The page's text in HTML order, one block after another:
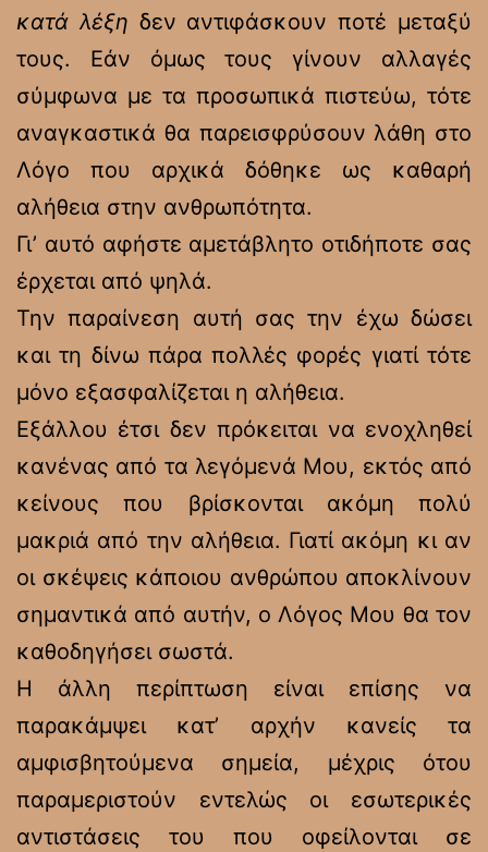
κατά λέξη δεν αντιφάσκουν ποτέ μεταξύ
τους. Εάν όμως τους γίνουν αλλαγές
σύμφωνα με τα προσωπικά πιστεύω, τότε
αναγκαστικά θα παρεισφρύσουν λάθη στο
Λόγο που αρχικά δόθηκε ως καθαρή
αλήθεια στην ανθρωπότητα.
Γι’ αυτό αφήστε αμετάβλητο οτιδήποτε σας
έρχεται από ψηλά.
Την παραίνεση αυτή σας την έχω δώσει
και τη δίνω πάρα πολλές φορές γιατί τότε
μόνο εξασφαλίζεται η αλήθεια.
Εξάλλου έτσι δεν πρόκειται να ενοχληθεί
κανένας από τα λεγόμενά Μου, εκτός από
κείνους που βρίσκονται ακόμη πολύ
μακριά από την αλήθεια. Γιατί ακόμη κι αν
οι σκέψεις κάποιου ανθρώπου αποκλίνουν
σημαντικά από αυτήν, ο Λόγος Μου θα τον
καθοδηγήσει σωστά.
Η άλλη περίπτωση είναι επίσης να
παρακάμψει κατ’ αρχήν κανείς τα
αμφισβητούμενα σημεία, μέχρις ότου
παραμεριστούν εντελώς οι εσωτερικές
αντιστάσεις του που οφείλονται σε